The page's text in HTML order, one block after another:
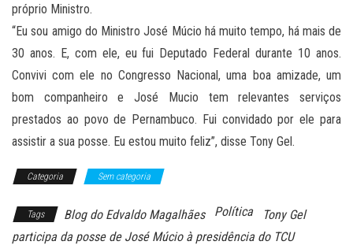
próprio Ministro.
“Eu sou amigo do Ministro José Múcio há muito tempo, há mais de
30 anos. E, com ele, eu fui Deputado Federal durante 10 anos.
Convivi com ele no Congresso Nacional, uma boa amizade, um
bom companheiro e José Mucio tem relevantes serviços
prestados ao povo de Pernambuco. Fui convidado por ele para
assistir a sua posse. Eu estou muito feliz”, disse Tony Gel.
Categoria Sem categoria
Tags Blog do Edvaldo Magalhães Política
Tony Gel
participa da posse de José Múcio à presidência do TCU